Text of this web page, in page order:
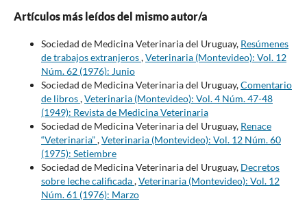
Artículos más leídos del mismo autor/a
Sociedad de Medicina Veterinaria del Uruguay, Resúmenes
de trabajos extranjeros,Veterinaria (Montevideo): Vol. 12
Núm. 62 (1976): Junio
Sociedad de Medicina Veterinaria del Uruguay,Comentario
de libros,Veterinaria (Montevideo): Vol. 4 Núm. 47-48
(1949): Revista de Medicina Veterinaria
Sociedad de Medicina Veterinaria del Uruguay, Renace
“Veterinaria”,Veterinaria (Montevideo): Vol. 12 Núm. 60
(1975): Setiembre
Sociedad de Medicina Veterinaria del Uruguay, Decretos
sobre leche calificada,Veterinaria (Montevideo): Vol. 12
Núm. 61 (1976): Marzo